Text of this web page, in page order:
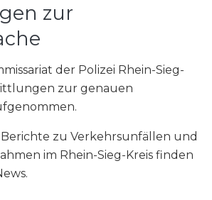
zur
der Polizei Rhein-Sieg-
zur genauen
zu Verkehrsunfällen und
im Rhein-Sieg-Kreis finden